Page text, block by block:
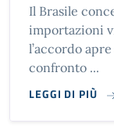
Il Brasile
importazioni
l’accordo
confronto ...
LEGGI DI PIÙ